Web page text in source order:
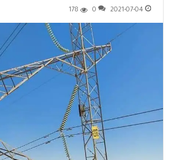
2021-07-04
0
178